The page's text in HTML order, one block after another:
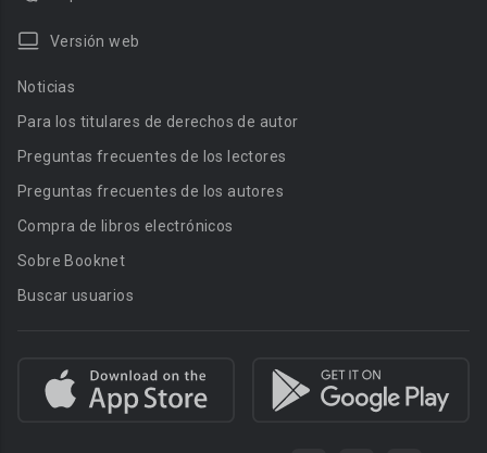
Versión web
Noticias
Para los titulares de derechos de autor
Preguntas frecuentes de los lectores
Preguntas frecuentes de los autores
Compra de libros electrónicos
Sobre Booknet
Buscar usuarios